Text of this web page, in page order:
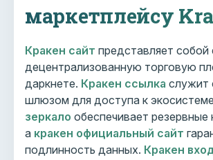
маркетплейсу
Кракен сайт представляет
децентрализованную торговую
даркнете. Кракен ссылка служит
шлюзом для доступа к
зеркало обеспечивает резервные
а кракен официальный сайт
подлинность данных. Кракен